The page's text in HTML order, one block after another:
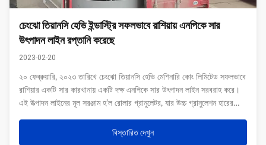
চেংঝো তিয়ানসি হেভি ইন্ডাস্ট্রি সফলভাবে রাশিয়ায় এনপিকে সার
উৎপাদন লাইন রপ্তানি করেছে
2023-02-20
২০ ফেব্রুয়ারি, ২০২৩ তারিখে চেংঝো তিয়ানসি হেভি মেশিনারি কোং লিমিটেড সফলভাবে
রাশিয়ার একটি সার কারখানায় একটি দক্ষ এনপিকে সার উৎপাদন লাইন সরবরাহ করে।
এই উত্পাদন লাইনের মূল সরঞ্জাম হ'ল রোলার গ্রানুলেটর, যার উচ্চ গ্রানুলেশন হারের
বিস্তারিত দেখুন